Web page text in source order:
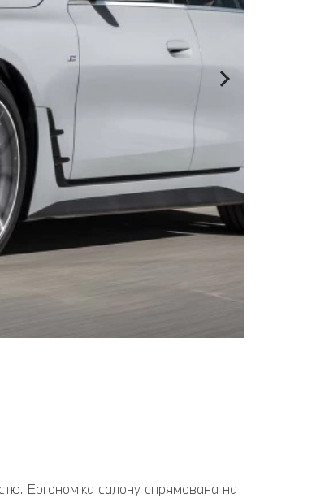
Ергономіка салону спрямована на